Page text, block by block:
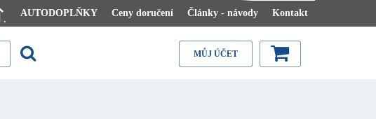
.
AUTODOPLŇKY Ceny doručení Články - návody Kontakt
MŮJ ÚČET